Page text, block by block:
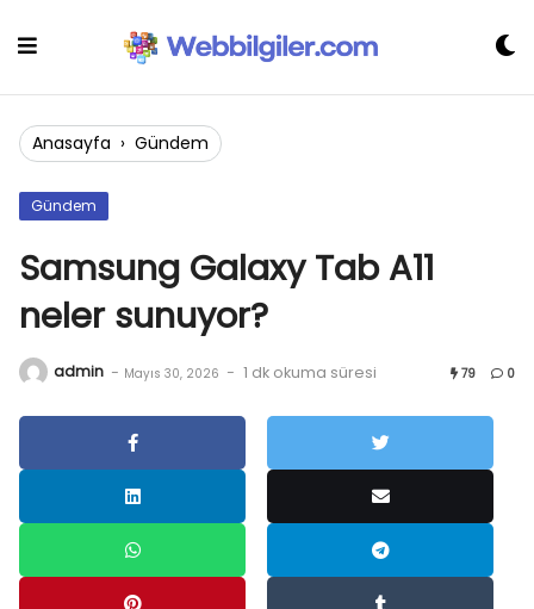
Anasayfa › Gündem
Gündem
Samsung Galaxy Tab A11
neler sunuyor?
admin - Mayıs 30, 2026 - 1 dk okuma süresi 79 0